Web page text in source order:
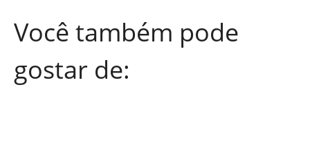
Você também pode
gostar de: